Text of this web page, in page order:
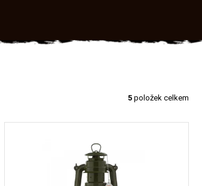
5 položek celkem